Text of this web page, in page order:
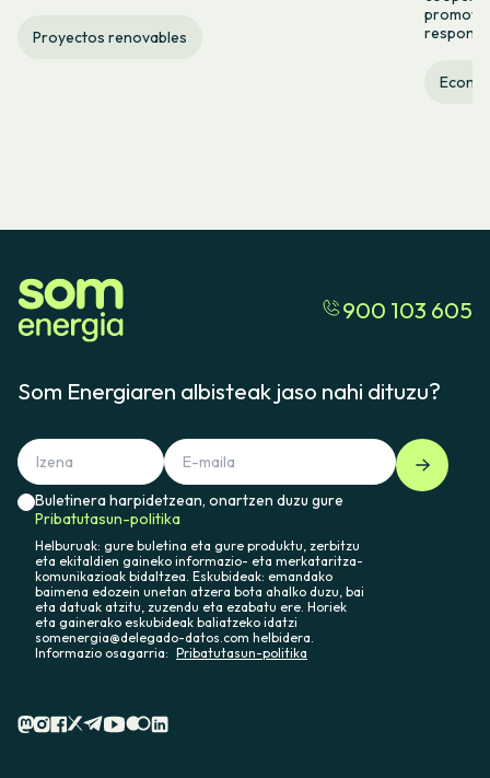
Proyectos renovables
900 103 605
Som Energiaren albisteak jaso nahi dituzu?
Buletinera harpidetzean, onartzen duzu gure
Pribatutasun-politika
Helburuak: gure buletina eta gure produktu, zerbitzu
eta ekitaldien gaineko informazio- eta merkataritza-
komunikazioak bidaltzea. Eskubideak: emandako
baimena edozein unetan atzera bota ahalko duzu, bai
eta datuak atzitu, zuzendu eta ezabatu ere. Horiek
eta gainerako eskubideak baliatzeko idatzi
somenergia@delegado-datos.com helbidera.
Informazio osagarria: Pribatutasun-politika